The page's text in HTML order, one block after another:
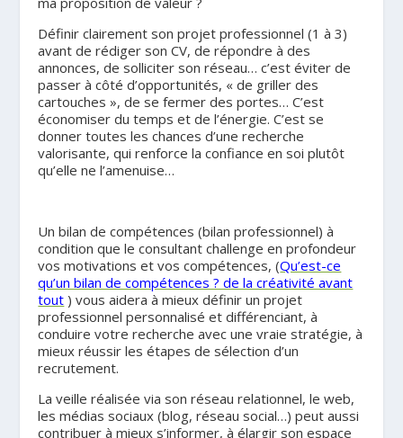
Définir clairement son projet professionnel (1 à 3)
avant de rédiger son CV, de répondre à des
annonces, de solliciter son réseau… c’est éviter de
passer à côté d’opportunités, « de griller des
cartouches », de se fermer des portes… C’est
économiser du temps et de l’énergie. C’est se
donner toutes les chances d’une recherche
valorisante, qui renforce la confiance en soi plutôt
qu’elle ne l’amenuise…
Un bilan de compétences (bilan professionnel) à
condition que le consultant challenge en profondeur
vos motivations et vos compétences, (Qu’est-ce
qu’un bilan de compétences ? de la créativité avant
tout ) vous aidera à mieux définir un projet
professionnel personnalisé et différenciant, à
conduire votre recherche avec une vraie stratégie, à
mieux réussir les étapes de sélection d’un
recrutement.
La veille réalisée via son réseau relationnel, le web,
les médias sociaux (blog, réseau social…) peut aussi
contribuer à mieux s’informer, à élargir son espace